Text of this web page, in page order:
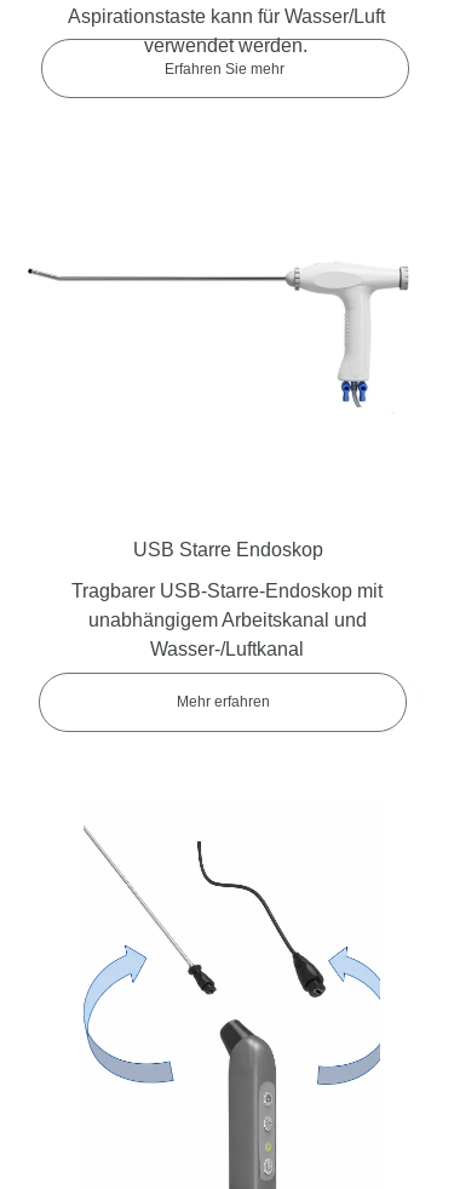
Erfahren Sie mehr
Aspirationstaste kann für Wasser/Luft
verwendet werden.
Mehr erfahren
USB Starre Endoskop
Tragbarer USB-Starre-Endoskop mit
unabhängigem Arbeitskanal und
Wasser-/Luftkanal